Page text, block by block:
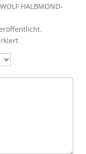
HALBMOND-